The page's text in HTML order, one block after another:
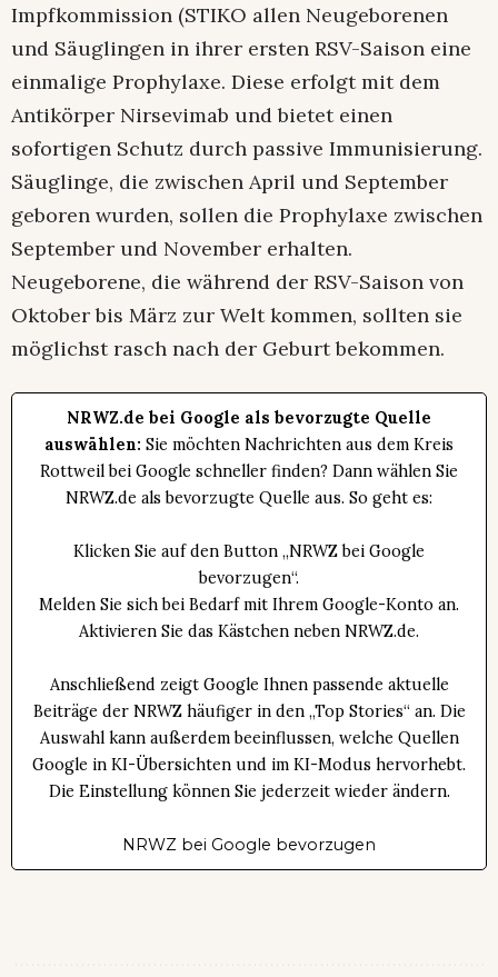
Impfkommission (STIKO allen Neugeborenen
und Säuglingen in ihrer ersten RSV-Saison eine
einmalige Prophylaxe. Diese erfolgt mit dem
Antikörper Nirsevimab und bietet einen
sofortigen Schutz durch passive Immunisierung.
Säuglinge, die zwischen April und September
geboren wurden, sollen die Prophylaxe zwischen
September und November erhalten.
Neugeborene, die während der RSV-Saison von
Oktober bis März zur Welt kommen, sollten sie
möglichst rasch nach der Geburt bekommen.
NRWZ.de bei Google als bevorzugte Quelle
auswählen: Sie möchten Nachrichten aus dem Kreis
Rottweil bei Google schneller finden? Dann wählen Sie
NRWZ.de als bevorzugte Quelle aus. So geht es:
Klicken Sie auf den Button „NRWZ bei Google
bevorzugen“.
Melden Sie sich bei Bedarf mit Ihrem Google-Konto an.
Aktivieren Sie das Kästchen neben NRWZ.de.
Anschließend zeigt Google Ihnen passende aktuelle
Beiträge der NRWZ häufiger in den „Top Stories“ an. Die
Auswahl kann außerdem beeinflussen, welche Quellen
Google in KI-Übersichten und im KI-Modus hervorhebt.
Die Einstellung können Sie jederzeit wieder ändern.
NRWZ bei Google bevorzugen